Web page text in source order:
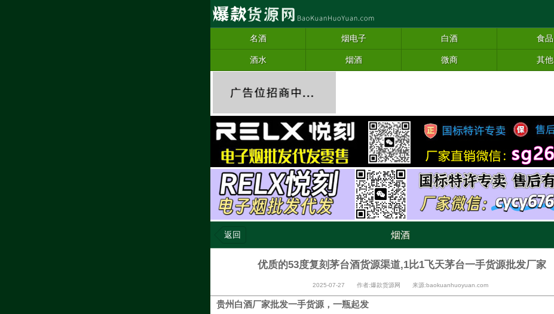
名酒 烟电子 白酒 食品
酒水 烟酒 微商 其他
返回 烟酒
优质的53度复刻茅台酒货源渠道,1比1飞天茅台一手货源批发厂家
2025-07-27 作者:爆款货源网 来源:baokuanhuoyuan.com
贵州白酒厂家批发一手货源，一瓶起发